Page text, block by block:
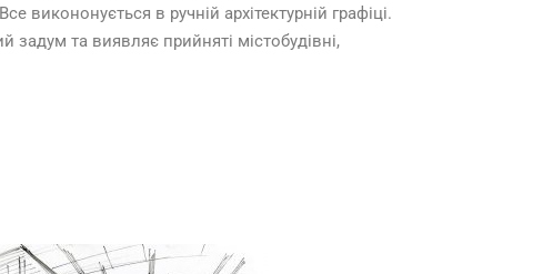
в ручній архітектурній графіці.
та виявляє прийняті містобудівні,